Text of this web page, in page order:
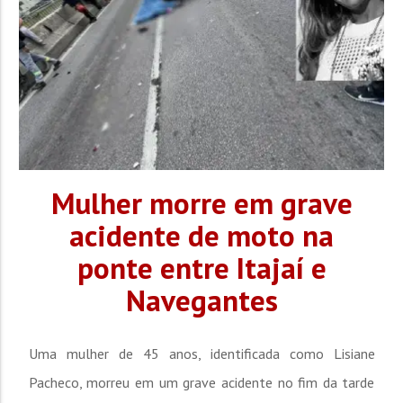
Mulher morre em grave
acidente de moto na
ponte entre Itajaí e
Navegantes
Uma mulher de 45 anos, identificada como Lisiane
Pacheco, morreu em um grave acidente no fim da tarde